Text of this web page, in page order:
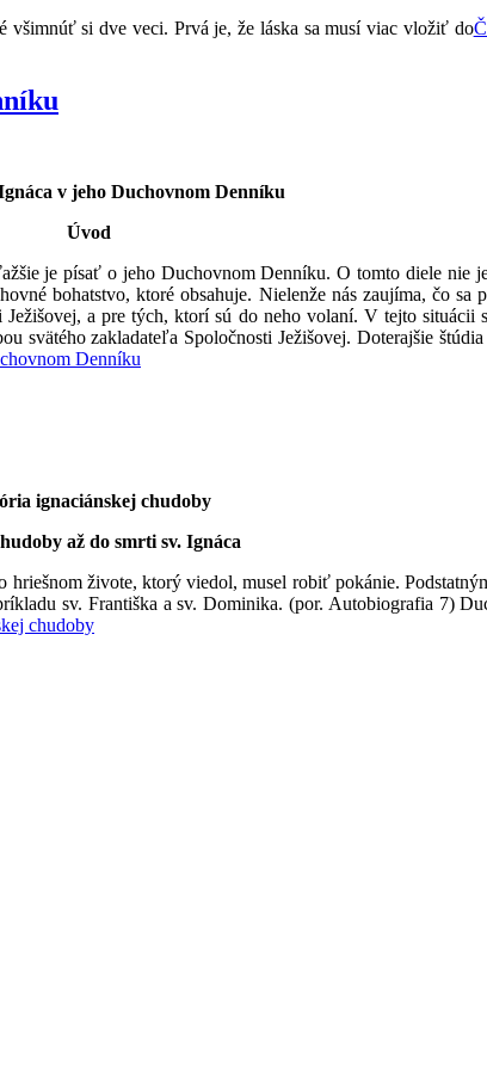
všimnúť si dve veci. Prvá je, že láska sa musí viac vložiť do
v jeho Duchovnom Denníku
Úvod
je písať o jeho Duchovnom Denníku. O tomto diele nie
bohatstvo, ktoré obsahuje. Nielenže nás zaujíma, čo sa
a pre tých, ktorí sú do neho volaní. V tejto situácii
svätého zakladateľa Spoločnosti Ježišovej. Doterajšie
Denníku
ignaciánskej chudoby
až do smrti sv. Ignáca
živote, ktorý viedol, musel robiť pokánie.
sv. Františka a sv. Dominika. (por. Autobiografia 7)
chudoby